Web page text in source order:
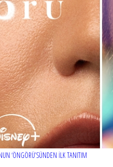
‘ÖNGÖRÜ’SÜNDEN İLK TANITIM